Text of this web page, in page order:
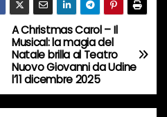
A Christmas Carol – Il
Musical: la magia del
Natale brilla al Teatro
Nuovo Giovanni da Udine
l’11 dicembre 2025